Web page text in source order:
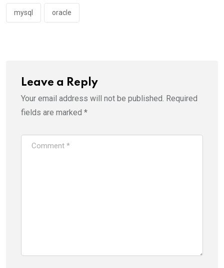
mysql oracle
Leave a Reply
Your email address will not be published. Required
fields are marked *